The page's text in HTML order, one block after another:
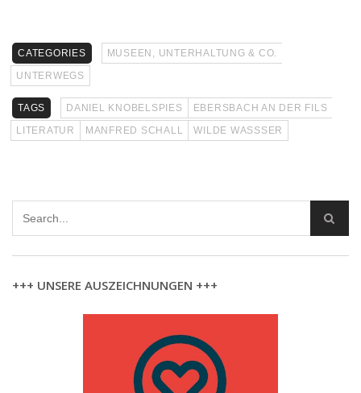
CATEGORIES
MUSEEN, UNTERHALTUNG & CO.
UNTERWEGS
TAGS DANIEL KNOBELSPIES
EBERSBACH AN DER FILS
LITERATUR
MANFRED SCHALL WILDE WASSSER
+++ UNSERE AUSZEICHNUNGEN +++